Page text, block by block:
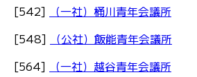
[542]
（一社）桶川青年会議所
[548]
（公社）飯能青年会議所
[564]
（一社）越谷青年会議所